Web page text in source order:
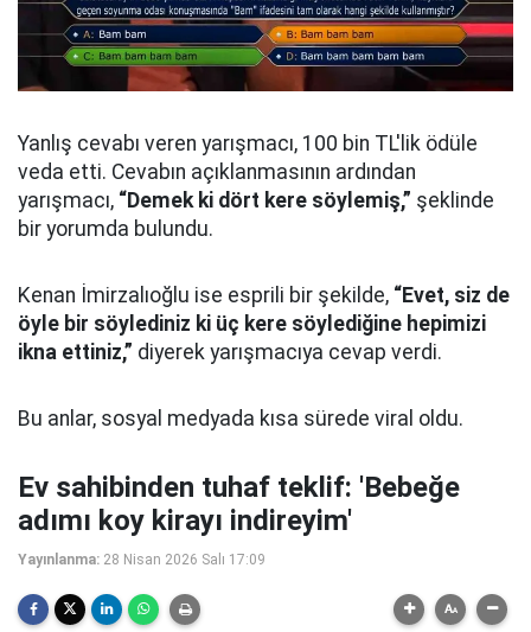
Yanlış cevabı veren yarışmacı, 100 bin TL'lik ödüle
veda etti. Cevabın açıklanmasının ardından
yarışmacı, “Demek ki dört kere söylemiş,” şeklinde
bir yorumda bulundu.
Kenan İmirzalıoğlu ise esprili bir şekilde, “Evet, siz de
öyle bir söylediniz ki üç kere söylediğine hepimizi
ikna ettiniz,” diyerek yarışmacıya cevap verdi.
Bu anlar, sosyal medyada kısa sürede viral oldu.
Ev sahibinden tuhaf teklif: 'Bebeğe
adımı koy kirayı indireyim'
Yayınlanma: 28 Nisan 2026 Salı 17:09